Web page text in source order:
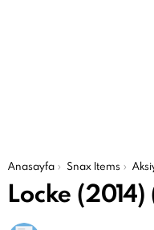
Şu an buradasın:
Anasayfa Snax Items
Locke